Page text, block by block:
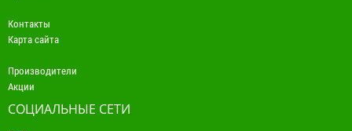
Контакты
Карта сайта
Производители
Акции
СОЦИАЛЬНЫЕ СЕТИ